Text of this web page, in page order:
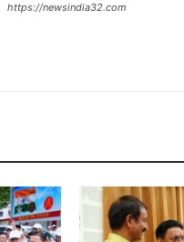
https://newsindia32.com